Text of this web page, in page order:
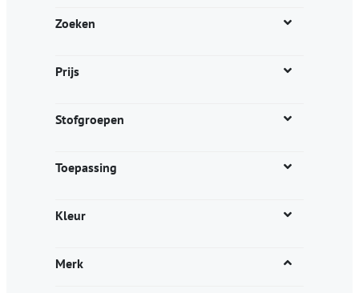
Zoeken
Prijs
Stofgroepen
Toepassing
Kleur
Merk
kan
op
productpagina